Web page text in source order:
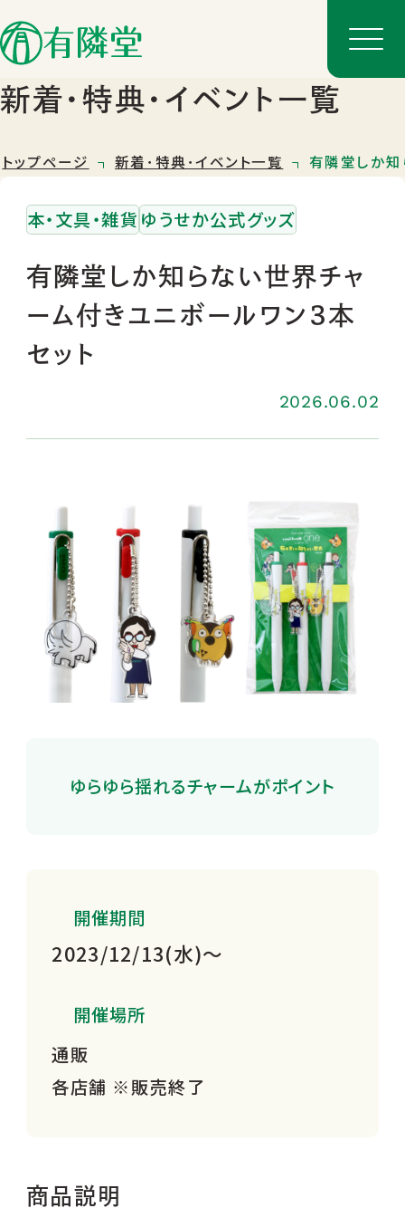
店舗一覧
店舗のご案内
新着･特典･イベント一覧
トップページ 新着･特典･イベント一覧 有隣堂しか知
本・文具・雑貨 ゆうせか公式グッズ
有隣堂しか知らない世界チャ
ーム付きユニボールワン３本
セット
2026.06.02
ゆらゆら揺れるチャームがポイント
開催期間
2023/12/13(水)～
開催場所
通販
各店舗 ※販売終了
商品説明